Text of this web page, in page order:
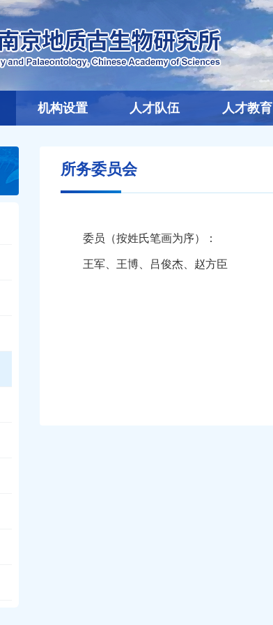
机构设置 人才队伍 人才教育
所务委员会
委员（按姓氏笔画为序）：
王军、王博、吕俊杰、赵方臣